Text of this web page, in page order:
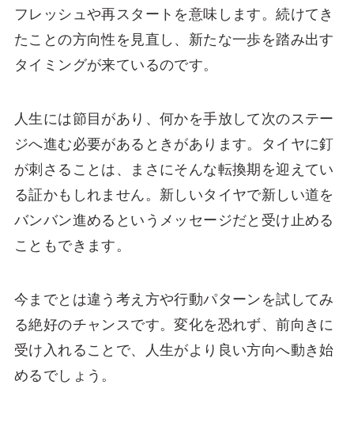
フレッシュや再スタートを意味します。続けてき
たことの方向性を見直し、新たな一歩を踏み出す
タイミングが来ているのです。
人生には節目があり、何かを手放して次のステー
ジへ進む必要があるときがあります。タイヤに釘
が刺さることは、まさにそんな転換期を迎えてい
る証かもしれません。新しいタイヤで新しい道を
バンバン進めるというメッセージだと受け止める
こともできます。
今までとは違う考え方や行動パターンを試してみ
る絶好のチャンスです。変化を恐れず、前向きに
受け入れることで、人生がより良い方向へ動き始
めるでしょう。